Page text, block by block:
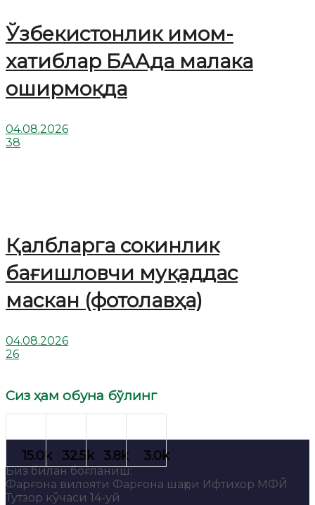
Ўзбекистонлик имом-
хатиблар БААда малака
оширмоқда
04.08.2026
38
Қалбларга сокинлик
бағишловчи муқаддас
маскан (фотолавҳа)
04.08.2026
26
Сиз ҳам обуна бўлинг
Биз билан боғланиш:
Фарғона вилояти Фарғона шаҳри Ифтихор МФЙ
Тутзор кўчаси 14-уй